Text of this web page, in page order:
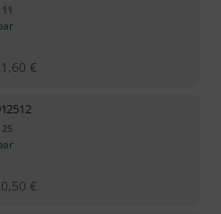
11
€
25
€